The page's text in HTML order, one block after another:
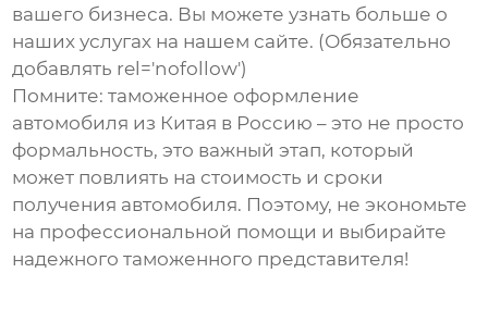
вашего бизнеса. Вы можете узнать больше о
наших услугах на нашем сайте. (Обязательно
добавлять rel='nofollow')
Помните: таможенное оформление
автомобиля из Китая в Россию – это не просто
формальность, это важный этап, который
может повлиять на стоимость и сроки
получения автомобиля. Поэтому, не экономьте
на профессиональной помощи и выбирайте
надежного таможенного представителя!